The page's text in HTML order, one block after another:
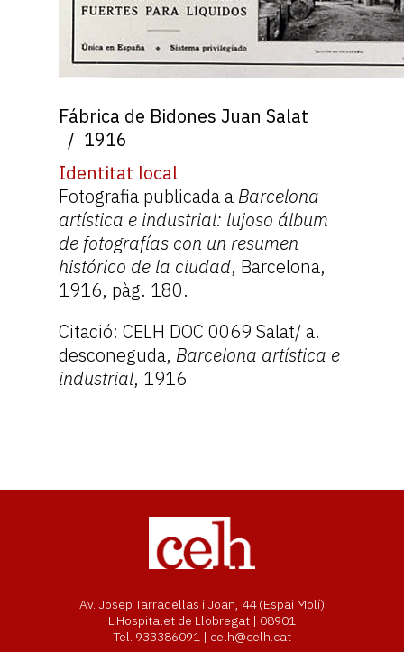
Fábrica de Bidones Juan Salat
1916
Identitat local
Fotografia publicada a Barcelona
artística e industrial: lujoso álbum
de fotografías con un resumen
histórico de la ciudad, Barcelona,
1916, pàg. 180.
Citació: CELH DOC 0069 Salat/ a.
desconeguda, Barcelona artística e
industrial, 1916
Av. Josep Tarradellas i Joan, 44 (Espai Molí)
L'Hospitalet de Llobregat | 08901
Tel. 933386091 | celh@celh.cat